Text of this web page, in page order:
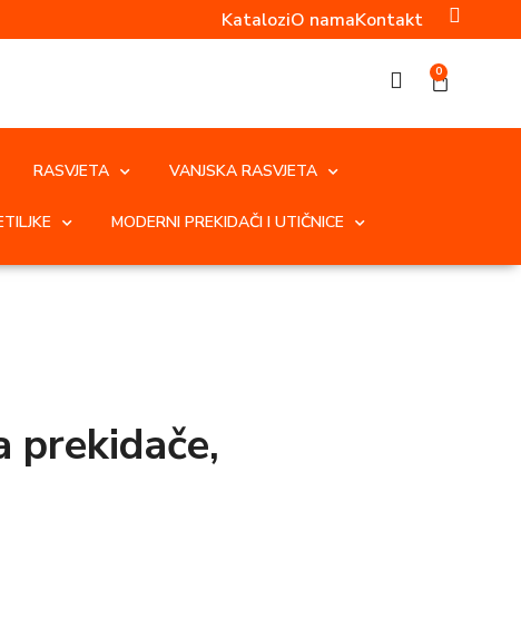
KataloziO namaKontakt
0
RASVJETA VANJSKA RASVJETA
MODERNI PREKIDAČI I UTIČNICE
prekidače,